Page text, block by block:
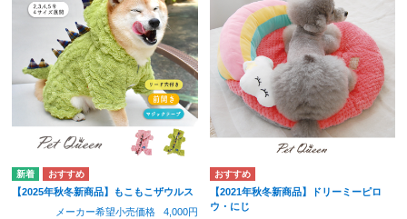
【2025年秋冬新商品】もこもこザウルス
メーカー希望小売価格
4,000円
【2021年秋冬新商品】ドリーミーピロ
ウ・にじ